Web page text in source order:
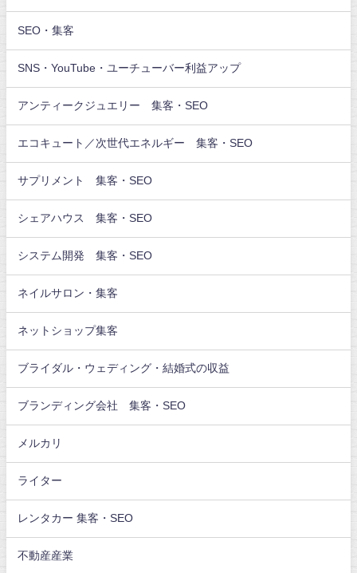
SEO・集客
SNS・YouTube・ユーチューバー利益アップ
アンティークジュエリー 集客・SEO
エコキュート／次世代エネルギー 集客・SEO
サプリメント 集客・SEO
シェアハウス 集客・SEO
システム開発 集客・SEO
ネイルサロン・集客
ネットショップ集客
ブライダル・ウェディング・結婚式の収益
ブランディング会社 集客・SEO
メルカリ
ライター
レンタカー 集客・SEO
不動産産業